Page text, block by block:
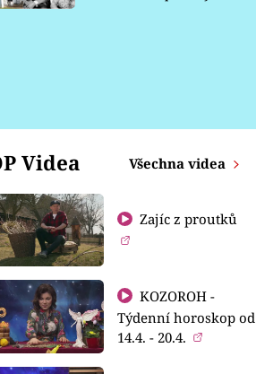
Videa Všechna videa
Zajíc z proutků
KOZOROH -
Týdenní horoskop od
14.4. - 20.4.